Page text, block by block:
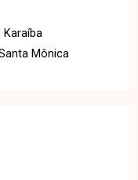
Karaíba
Mônica